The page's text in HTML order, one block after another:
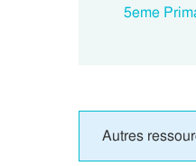
5eme
Autres